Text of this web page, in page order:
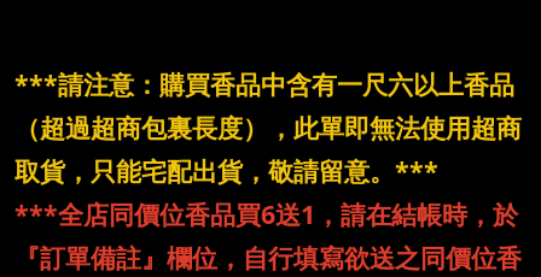
***請注意：購買香品中含有一尺六以上香品
（超過超商包裏長度），此單即無法使用超商
取貨，只能宅配出貨，敬請留意。***
***全店同價位香品買6送1，請在結帳時，於
『訂單備註』欄位，自行填寫欲送之同價位香